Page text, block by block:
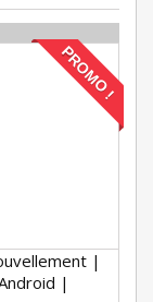
PROMO !
|
|